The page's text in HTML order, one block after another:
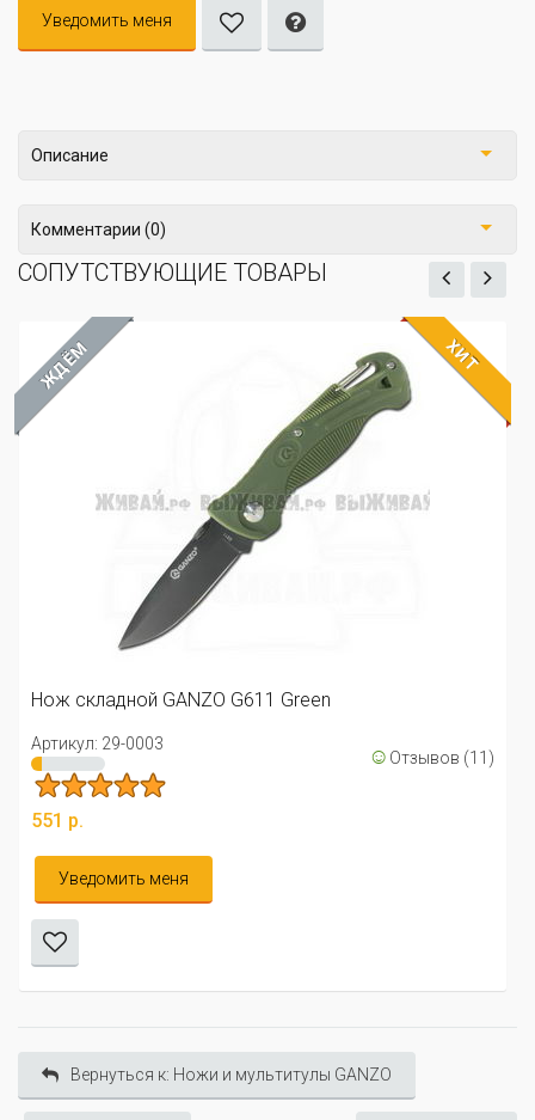
Уведомить меня
Описание
Комментарии (0)
СОПУТСТВУЮЩИЕ ТОВАРЫ
ЖДЁМ ХИТ
Нож складной GANZO G611 Green
Артикул: 29-0003 ☺Отзывов (11)
551 р.
Уведомить меня
Вернуться к: Ножи и мультитулы GANZO